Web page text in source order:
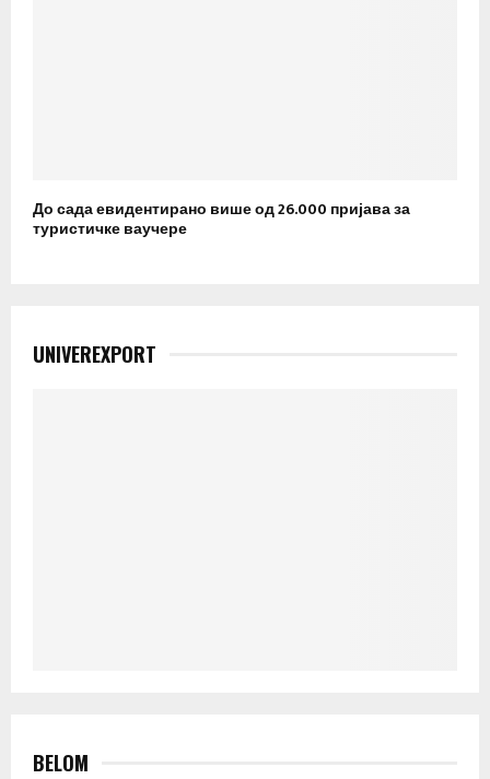
До сада евидентирано више од 26.000 пријава за
туристичке ваучере
UNIVEREXPORT
BELOM